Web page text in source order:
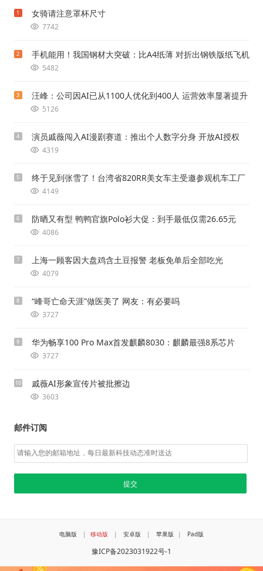
1 女骑请注意罩杯尺寸
7742
2 手机能用！我国钢材大突破：比A4纸薄 对折出钢铁版纸飞机
5482
3 汪峰：公司因AI已从1100人优化到400人 运营效率显著提升
5126
4 演员戚薇闯入AI漫剧赛道：推出个人数字分身 开放AI授权
4319
5 终于见到张雪了！台湾省820RR美女车主受邀参观机车工厂
4149
6 防晒又有型 鸭鸭官旗Polo衫大促：到手最低仅需26.65元
4086
7 上海一顾客因大盘鸡含土豆报警 老板免单后全部吃光
4079
8 “峰哥亡命天涯”做医美了 网友：有必要吗
3727
9 华为畅享100 Pro Max首发麒麟8030：麒麟最强8系芯片
3727
10 戚薇AI形象宣传片被批擦边
3603
邮件订阅
电脑版 | 移动版 | 安卓版 | 苹果版 | Pad版
豫ICP备2023031922号-1